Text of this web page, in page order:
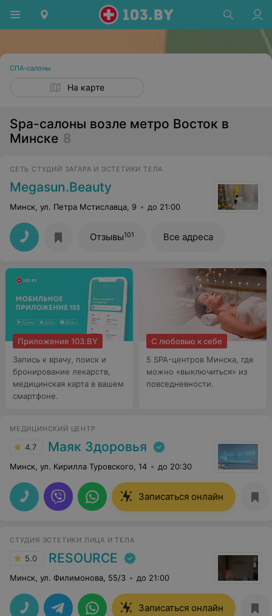
СПА-салоны
На карте
Spa-салоны возле метро Восток в
Минске 8
СЕТЬ СТУДИЙ ЗАГАРА И ЭСТЕТИКИ ТЕЛА
Megasun.Beauty
Минск, ул. Петра Мстиславца, 9 до 21:00
Отзывы101 Все адреса
Приложение 103.BY
Запись к врачу, поиск и
бронирование лекарств,
медицинская карта в вашем
смартфоне.
С любовью к себе
5 SPA-центров Минска, где
можно «выключиться» из
повседневности.
МЕДИЦИНСКИЙ ЦЕНТР
4.7 Маяк Здоровья
Минск, ул. Кирилла Туровского, 14 до 20:30
Записаться онлайн
СТУДИЯ ЭСТЕТИКИ ЛИЦА И ТЕЛА
5.0 RESOURCE
Минск, ул. Филимонова, 55/3 до 21:00
Записаться онлайн